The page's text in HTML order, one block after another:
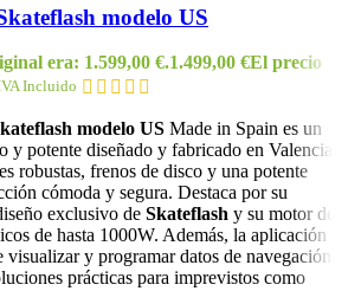
modelo US
era: 1.599,00 €.1.499,00 €El precio
Incluido
modelo US Made in Spain es un
y potente diseñado y fabricado en Valencia.
robustas, frenos de disco y una potente
cómoda y segura. Destaca por su
exclusivo de Skateflash y su motor de
de hasta 1000W. Además, la aplicación
y programar datos de navegación
prácticas para imprevistos como